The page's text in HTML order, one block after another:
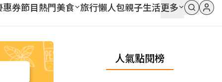
惠券節目熱門美食 旅行懶人包親子生活更多
人氣點閱榜